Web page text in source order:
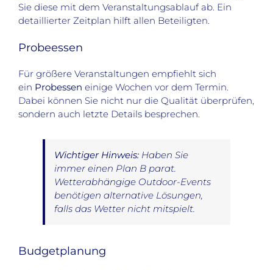
Sie diese mit dem Veranstaltungsablauf ab. Ein
detaillierter Zeitplan hilft allen Beteiligten.
Probeessen
Für größere Veranstaltungen empfiehlt sich
ein Probessen einige Wochen vor dem Termin.
Dabei können Sie nicht nur die Qualität überprüfen,
sondern auch letzte Details besprechen.
Wichtiger Hinweis:Haben Sie
immer einen Plan B parat.
Wetterabhängige Outdoor-Events
benötigen alternative Lösungen,
falls das Wetter nicht mitspielt.
Budgetplanung